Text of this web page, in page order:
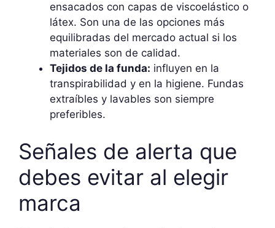
ensacados con capas de viscoelástico o
látex. Son una de las opciones más
equilibradas del mercado actual si los
materiales son de calidad.
Tejidos de la funda: influyen en la
transpirabilidad y en la higiene. Fundas
extraíbles y lavables son siempre
preferibles.
Señales de alerta que
debes evitar al elegir
marca